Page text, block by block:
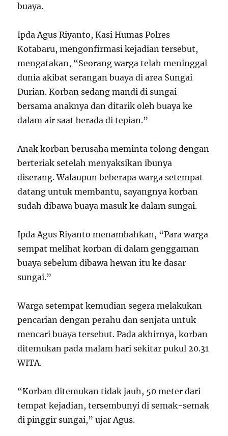
buaya.
Ipda Agus Riyanto, Kasi Humas Polres
Kotabaru, mengonfirmasi kejadian tersebut,
mengatakan, “Seorang warga telah meninggal
dunia akibat serangan buaya di area Sungai
Durian. Korban sedang mandi di sungai
bersama anaknya dan ditarik oleh buaya ke
dalam air saat berada di tepian.”
Anak korban berusaha meminta tolong dengan
berteriak setelah menyaksikan ibunya
diserang. Walaupun beberapa warga setempat
datang untuk membantu, sayangnya korban
sudah dibawa buaya masuk ke dalam sungai.
Ipda Agus Riyanto menambahkan, “Para warga
sempat melihat korban di dalam genggaman
buaya sebelum dibawa hewan itu ke dasar
sungai.”
Warga setempat kemudian segera melakukan
pencarian dengan perahu dan senjata untuk
mencari buaya tersebut. Pada akhirnya, korban
ditemukan pada malam hari sekitar pukul 20.31
WITA.
“Korban ditemukan tidak jauh, 50 meter dari
tempat kejadian, tersembunyi di semak-semak
di pinggir sungai,” ujar Agus.